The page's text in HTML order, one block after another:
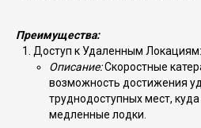
Преимущества:
Доступ к Удаленным Локациям:
Описание:Скоростные
возможность достижения
труднодоступных мест,
медленные лодки.